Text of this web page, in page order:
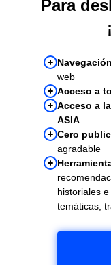
Para
web
Acceso a
Acceso a
ASIA
Cero
agradable
historiales
temáticas,